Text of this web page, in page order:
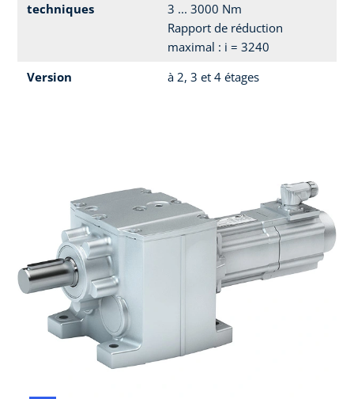
techniques
3 ... 3000 Nm
Rapport de réduction
maximal : i = 3240
Version
à 2, 3 et 4 étages